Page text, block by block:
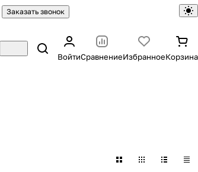
Заказать звонок
ВойтиСравнениеИзбранноеКорзина